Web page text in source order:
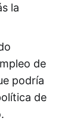
la
de
podría
de